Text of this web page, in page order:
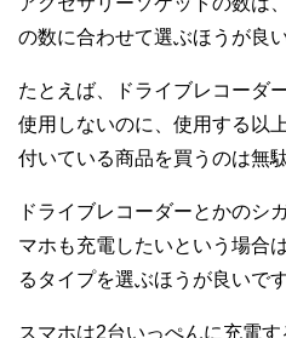
の数に合わせて選ぶほうが良い
たとえば、ドライブレコーダ
使用しないのに、使用する以
付いている商品を買うのは無駄
ドライブレコーダーとかのシ
マホも充電したいという場合
るタイプを選ぶほうが良いです
スマホは2台いっぺんに充電す